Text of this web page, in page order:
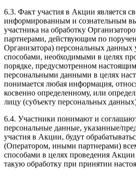
6.3. Факт участия в Акции является
информированным и сознательным
участника на обработку
партнерами, действующим по
Организатора) персональных
способами, необходимыми в целях
порядке, предусмотренном
персональными данными в целях
понимается любая информация,
косвенно определенному, или
лицу (субъекту персональных
6.4. Участники понимают и
персональные данные, указанные/
участия в Акции, будут
(Оператором, иными партнерами)
способами в целях проведения
такую обработку при принятии